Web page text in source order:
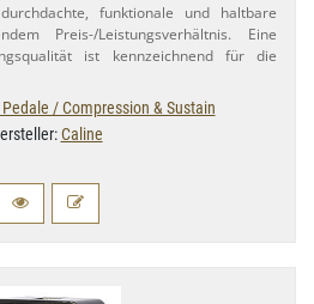
funktionale und haltbare
Preis-​/Leistungsverhältnis. Eine
ist kennzeichnend für die
Pedale / Compression & Sustain
Caline